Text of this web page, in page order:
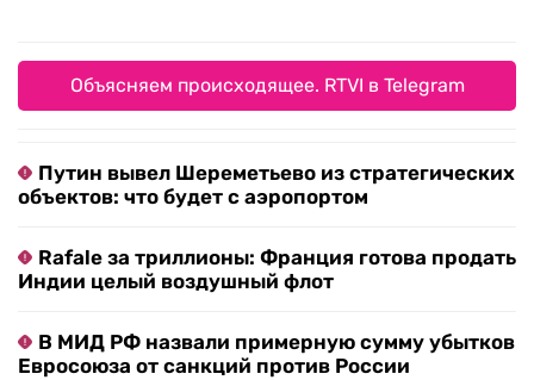
Объясняем происходящее. RTVI в Telegram
Путин вывел Шереметьево из стратегических
объектов: что будет с аэропортом
Rafale за триллионы: Франция готова продать
Индии целый воздушный флот
В МИД РФ назвали примерную сумму убытков
Евросоюза от санкций против России